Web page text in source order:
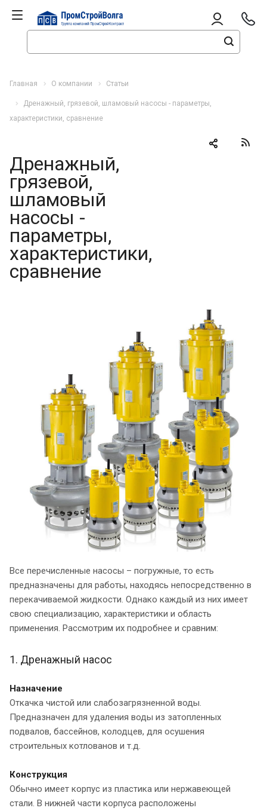
Главная О компании Статьи
Дренажный, грязевой, шламовый насосы - параметры,
характеристики, сравнение
Дренажный,
грязевой,
шламовый
насосы -
параметры,
характеристики,
сравнение
Все перечисленные насосы – погружные, то есть
предназначены для работы, находясь непосредственно в
перекачиваемой жидкости. Однако каждый из них имеет
свою специализацию, характеристики и область
применения. Рассмотрим их подробнее и сравним:
1. Дренажный насос
Назначение
Откачка чистой или слабозагрязненной воды.
Предназначен для удаления воды из затопленных
подвалов, бассейнов, колодцев, для осушения
строительных котлованов и т.д.
Конструкция
Обычно имеет корпус из пластика или нержавеющей
стали. В нижней части корпуса расположены